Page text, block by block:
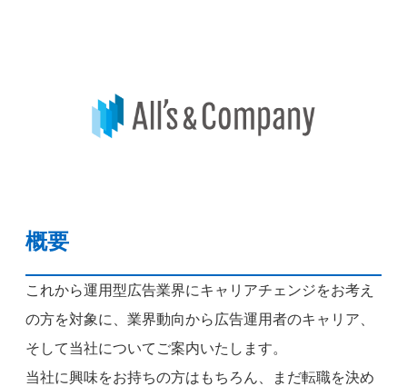
概要
これから運用型広告業界にキャリアチェンジをお考え
の方を対象に、業界動向から広告運用者のキャリア、
そして当社についてご案内いたします。
当社に興味をお持ちの方はもちろん、まだ転職を決め